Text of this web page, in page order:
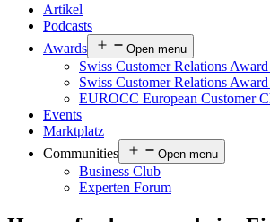
Artikel
Podcasts
Awards
Open menu
Swiss Customer Relations
Swiss Customer Relations
EUROCC European Customer
Events
Marktplatz
Communities
Open menu
Business Club
Experten Forum